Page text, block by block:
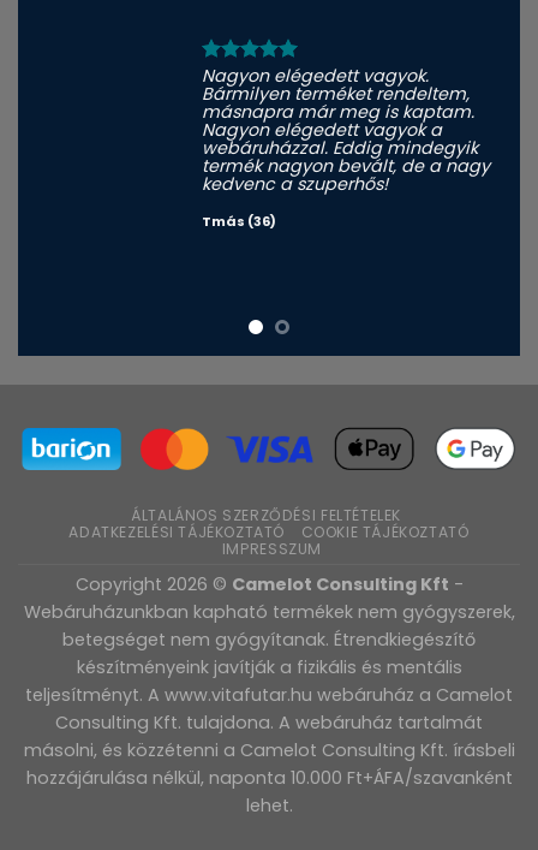
Nagyon elégedett vagyok.
Bármilyen terméket rendeltem,
másnapra már meg is kaptam.
Nagyon elégedett vagyok a
webáruházzal. Eddig mindegyik
termék nagyon bevált, de a nagy
kedvenc a szuperhős!
Tmás (36)
ÁLTALÁNOS SZERZŐDÉSI FELTÉTELEK
ADATKEZELÉSI TÁJÉKOZTATÓ
COOKIE TÁJÉKOZTATÓ
IMPRESSZUM
Copyright 2026 © Camelot Consulting Kft -
Webáruházunkban kapható termékek nem gyógyszerek,
betegséget nem gyógyítanak. Étrendkiegészítő
készítményeink javítják a fizikális és mentális
teljesítményt. A www.vitafutar.hu webáruház a Camelot
Consulting Kft. tulajdona. A webáruház tartalmát
másolni, és közzétenni a Camelot Consulting Kft. írásbeli
hozzájárulása nélkül, naponta 10.000 Ft+ÁFA/szavanként
lehet.